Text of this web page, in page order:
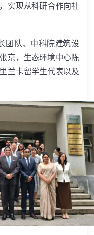
实现从科研合作向社
团队、中科院建筑设
京，生态环境中心陈
兰卡留学生代表以及